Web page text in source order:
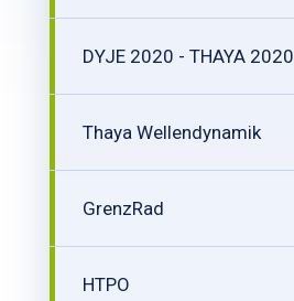
DYJE 2020 - THAYA 2020
Thaya Wellendynamik
GrenzRad
HTPO